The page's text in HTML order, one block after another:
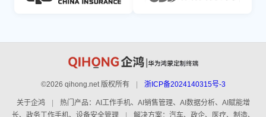
©2026 qihong.net 版权所有 浙ICP备2024140315号-3
关于企鸿
热门产品：AI工作手机、AI销售管理、AI数据分析、AI赋能增